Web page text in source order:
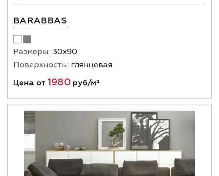
BARABBAS
Размеры: 30х90
Поверхность: глянцевая
Цена от 1980 руб/м²